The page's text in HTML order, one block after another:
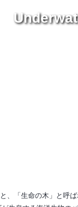
、「生命の木」と呼